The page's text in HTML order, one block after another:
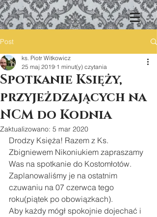
Post
Spotkanie Księży,
przyjeżdzających na
NCM do Kodnia
ks. Piotr Witkowicz
25 maj 2019 1 minut(y) czytania
Zaktualizowano: 5 mar 2020
Drodzy Księża! Razem z Ks.
Zbigniewem Nikoniukiem zapraszamy
Was na spotkanie do Kostomłotów.
Zaplanowaliśmy je na ostatnim
czuwaniu na 07 czerwca tego
roku(piątek po obowiązkach).
Aby każdy mógł spokojnie dojechać i